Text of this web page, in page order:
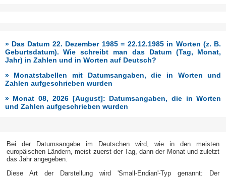
» Das Datum 22. Dezember 1985 = 22.12.1985 in Worten (z. B.
Geburtsdatum). Wie schreibt man das Datum (Tag, Monat,
Jahr) in Zahlen und in Worten auf Deutsch?
» Monatstabellen mit Datumsangaben, die in Worten und
Zahlen aufgeschrieben wurden
» Monat 08, 2026 [August]: Datumsangaben, die in Worten
und Zahlen aufgeschrieben wurden
Bei der Datumsangabe im Deutschen wird, wie in den meisten
europäischen Ländern, meist zuerst der Tag, dann der Monat und zuletzt
das Jahr angegeben.
Diese Art der Darstellung wird 'Small-Endian'-Typ genannt: Der